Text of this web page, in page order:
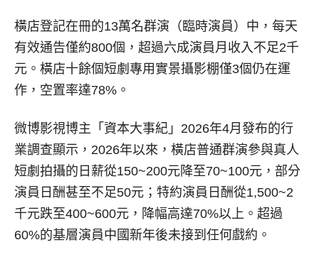
橫店登記在冊的13萬名群演（臨時演員）中，每天
有效通告僅約800個，超過六成演員月收入不足2千
元。橫店十餘個短劇專用實景攝影棚僅3個仍在運
作，空置率達78%。
微博影視博主「資本大事紀」2026年4月發布的行
業調查顯示，2026年以來，橫店普通群演參與真人
短劇拍攝的日薪從150~200元降至70~100元，部分
演員日酬甚至不足50元；特約演員日酬從1,500~2
千元跌至400~600元，降幅高達70%以上。超過
60%的基層演員中國新年後未接到任何戲約。